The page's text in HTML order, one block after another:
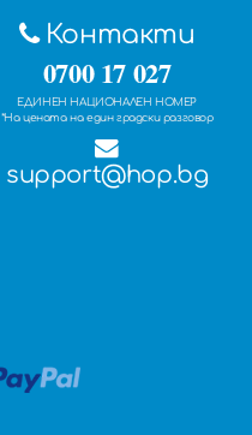
Контакти
0700 17 027
ЕДИНЕН НАЦИОНАЛЕН НОМЕР
*На цената на един градски разговор
support@hop.bg